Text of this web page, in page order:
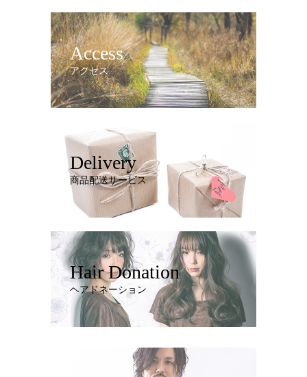
Access
アクセス
Delivery
商品配送サービス
Hair Donation
ヘアドネーション